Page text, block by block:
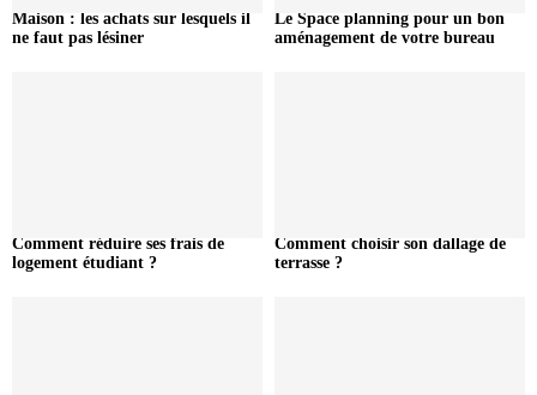
Maison : les achats sur lesquels il
ne faut pas lésiner
Le Space planning pour un bon
aménagement de votre bureau
Comment réduire ses frais de
logement étudiant ?
Comment choisir son dallage de
terrasse ?